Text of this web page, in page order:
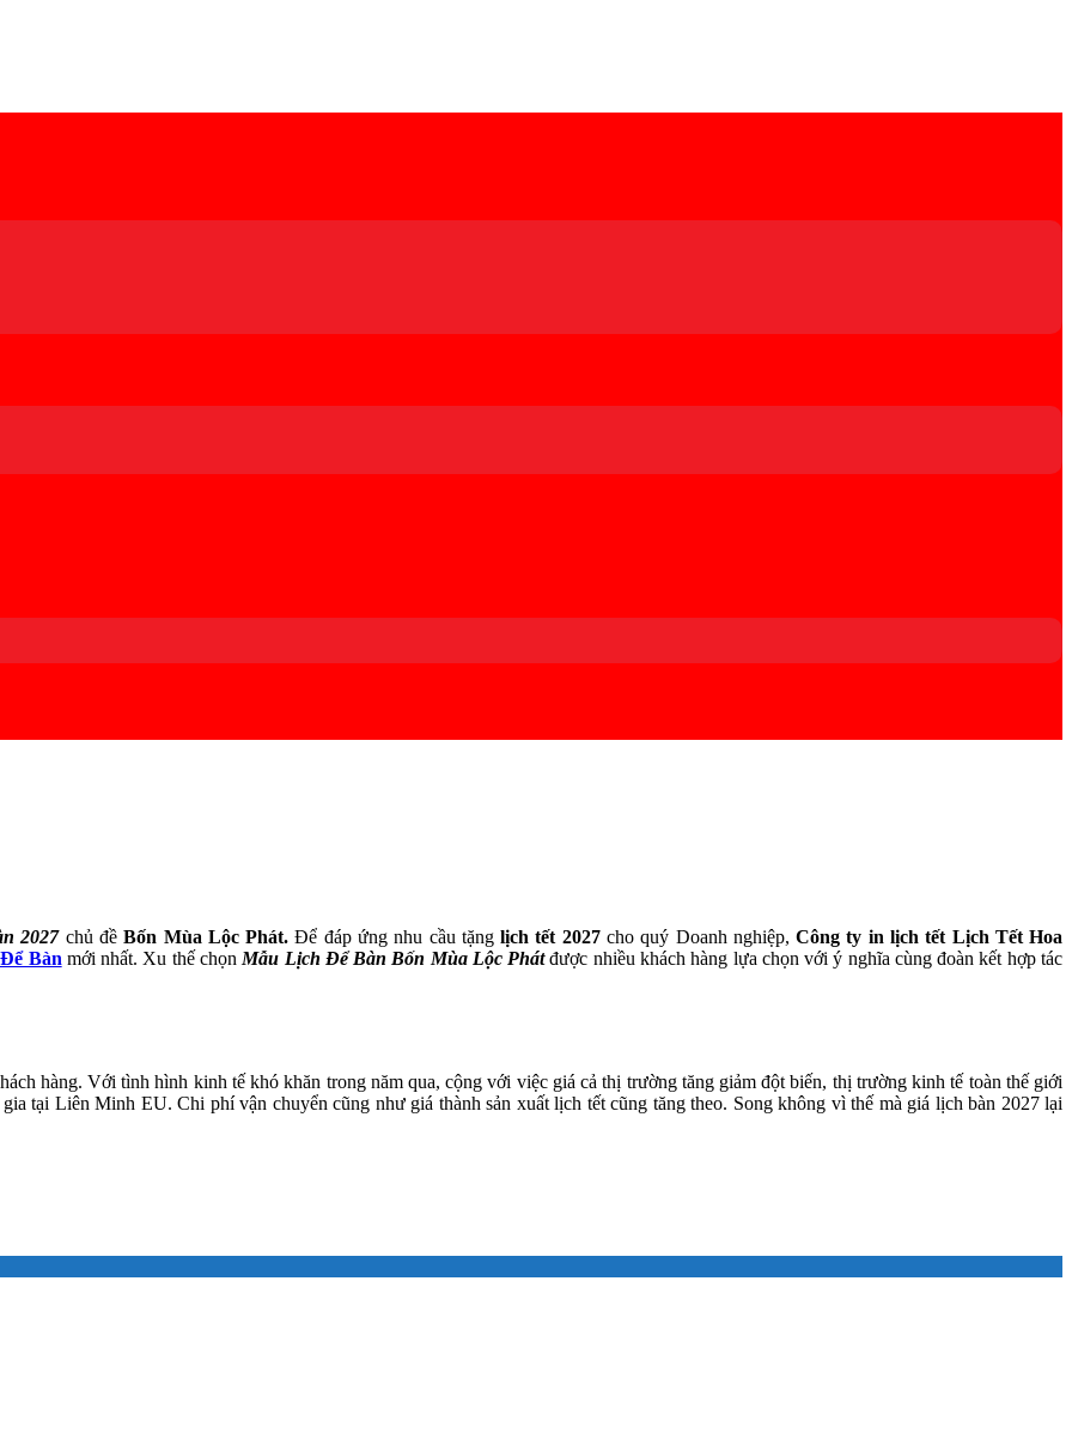
2027 chủ đề Bốn Mùa Lộc Phát. Để đáp ứng nhu cầu tặnglịch tết 2027cho quý Doanh nghiệp,Công ty in lịch tết Lịch Tết Hoa
Bàn mới nhất. Xu thế chọn Mẫu Lịch Để Bàn Bốn Mùa Lộc Phátđược nhiều khách hàng lựa chọn với ý nghĩa cùng đoàn kết hợp tác
hàng. Với tình hình kinh tế khó khăn trong năm qua, cộng với việc giá cả thị trường tăng giảm đột biến, thị trường kinh tế toàn thế giới
tại Liên Minh EU. Chi phí vận chuyển cũng như giá thành sản xuất lịch tết cũng tăng theo. Song không vì thế mà giá lịch bàn 2027 lại